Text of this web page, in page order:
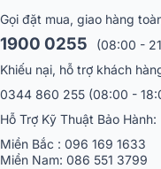
Bộ phân tần của loa DP-
để đảm bảo âm trung
vào bộ phân tần tối ưu,
mà còn duy trì hiệu suất
Gọi đặt mua, giao hàng
1900 0255
(08:00 -
Khiếu nại, hỗ trợ khách
0344 860 255 (08:00 -
Hỗ Trợ Kỹ Thuật Bảo Hành:
Miền Bắc : 096 169 1633
Miền Nam: 086 551 3799